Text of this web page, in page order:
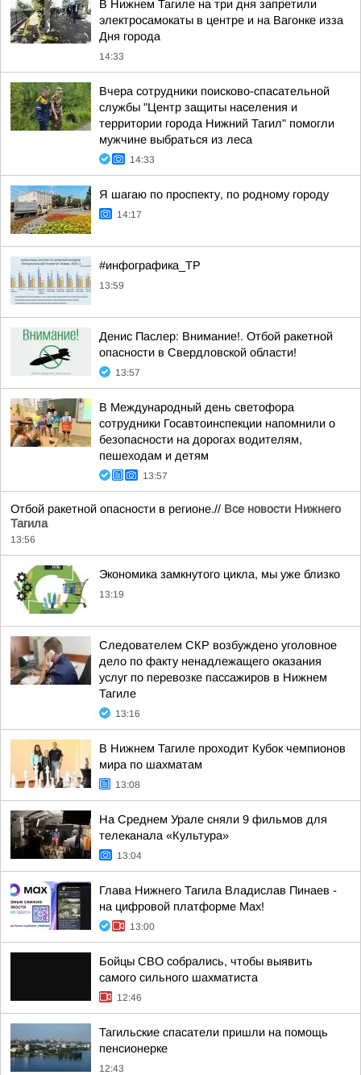
В Нижнем Тагиле на три дня запретили
электросамокаты в центре и на Вагонке изза
Дня города
14:33
Вчера сотрудники поисково-спасательной
службы "Центр защиты населения и
территории города Нижний Тагил" помогли
мужчине выбраться из леса
14:33
Я шагаю по проспекту, по родному городу
14:17
#инфографика_ТР
13:59
Денис Паслер: Внимание!. Отбой ракетной
опасности в Свердловской области!
13:57
В Международный день светофора
сотрудники Госавтоинспекции напомнили о
безопасности на дорогах водителям,
пешеходам и детям
13:57
Отбой ракетной опасности в регионе.// Все новости Нижнего
Тагила
13:56
Экономика замкнутого цикла, мы уже близко
13:19
Следователем СКР возбуждено уголовное
дело по факту ненадлежащего оказания
услуг по перевозке пассажиров в Нижнем
Тагиле
13:16
В Нижнем Тагиле проходит Кубок чемпионов
мира по шахматам
13:08
На Среднем Урале сняли 9 фильмов для
телеканала «Культура»
13:04
Глава Нижнего Тагила Владислав Пинаев -
на цифровой платформе Max!
13:00
Бойцы СВО собрались, чтобы выявить
самого сильного шахматиста
12:46
Тагильские спасатели пришли на помощь
пенсионерке
12:43